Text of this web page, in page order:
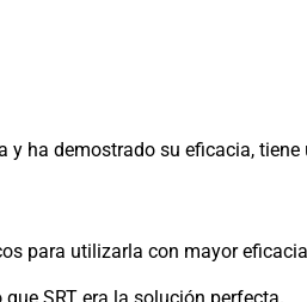
ha demostrado su eficacia,
para utilizarla con mayor